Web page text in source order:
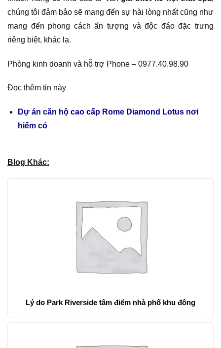
chúng tôi đảm bảo sẽ mang đến sự hài lòng nhất cũng như
mang đến phong cách ấn tượng và độc đáo đặc trưng
riêng biệt, khác lạ.
Phòng kinh doanh và hỗ trợ Phone – 0977.40.98.90
Đọc thêm tin này
Dự án căn hộ cao cấp Rome Diamond Lotus nơi
hiếm có
Blog Khác:
Lý do Park Riverside tâm điểm nhà phố khu đông